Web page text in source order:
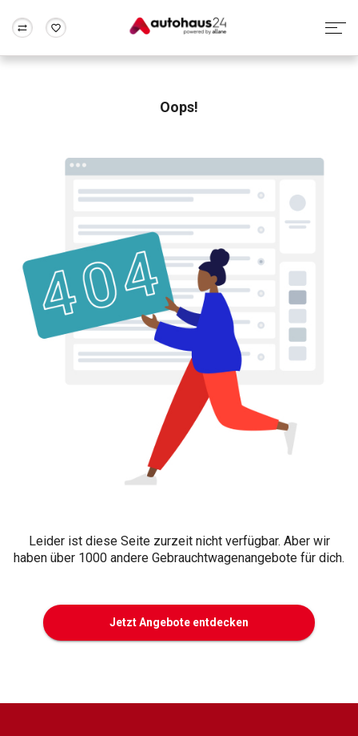
Rund um die Inzahlungnahme
Oops!
Leider ist diese Seite zurzeit nicht verfügbar. Aber wir
haben über 1000 andere Gebrauchtwagenangebote für dich.
Jetzt Angebote entdecken